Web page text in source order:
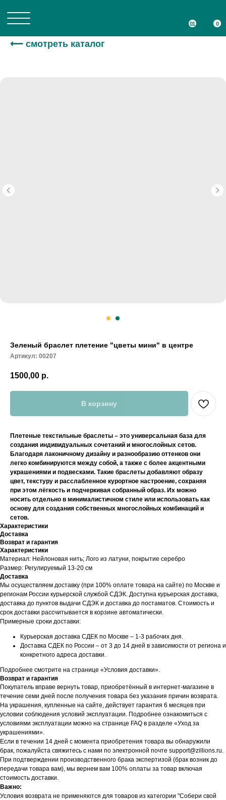
⟵ смотреть каталог
Зеленый браслет плетение "цветы мини" в центре
Артикул: 00207
1500,00 р.
В корзину
Плетеные текстильные браслеты – это универсальная база для
создания индивидуальных сочетаний и многослойных сетов.
Благодаря лаконичному дизайну и разнообразию оттенков они
легко комбинируются между собой, а также с более акцентными
украшениями и подвесками. Такие браслеты добавляют образу
цвет, текстуру и расслабленное курортное настроение, сохраняя
при этом лёгкость и подчеркивая собранный образ. Их можно
носить отдельно в минималистичном стиле или использовать как
основу для создания собственных многослойных комбинаций и
сетов.
Характеристики
Доставка
Возврат и гарантия
Характеристики
Материал: Нейлоновая нить; Лого из латуни, покрытие серебро
Размер: Регулируемый 13-20 см
Доставка
Мы осуществляем доставку (при 100% оплате товара на сайте) по Москве и
регионам России курьерской службой СДЭК. Доступна курьерская доставка,
доставка до пунктов выдачи СДЭК и доставка до постаматов. Стоимость и
срок доставки рассчитывается в корзине автоматически.
Примерные сроки доставки:
Курьерская доставка СДЕК по Москве – 1-3 рабочих дня.
Доставка СДЕК по России – от 3 до 14 дней в зависимости от региона и
конкретного адреса доставки.
Подробнее смотрите на странице «Условия доставки».
Возврат и гарантия
Покупатель вправе вернуть товар, приобретённый в интернет-магазине в
течение семи дней после получения товара без указания причин возврата.
На украшения, купленные на сайте, действует гарантия 6 месяцев при
условии соблюдения условий эксплуатации. Подробнее ознакомиться с
условиями эксплуатации можно на странице FAQ в разделе «Уход за
украшениями».
Если в течении 14 дней с момента приобретения товара вы обнаружили
брак, пожалуйста свяжитесь с нами по электронной почте support@zillions.ru.
При подтверждении производственного брака экспертизой (брак возник до
передачи товара вам), мы вернем вам 100% оплаты за товар включая
стоимость доставки.
Важно:
Условия возврата не применяются для товаров из категории "Собери свой